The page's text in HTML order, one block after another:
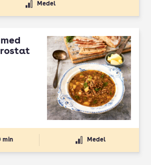
Medel
rostat
min Medel